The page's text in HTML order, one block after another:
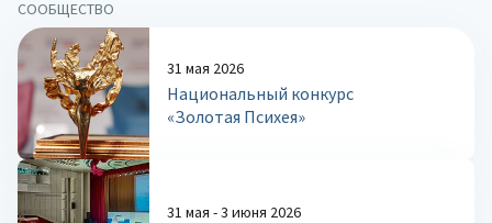
СООБЩЕСТВО
31 мая 2026
Национальный конкурс
«Золотая Психея»
31 мая - 3 июня 2026